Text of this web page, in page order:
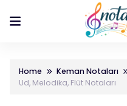
Home Keman Notaları
Ud, Melodika, Flüt Notaları